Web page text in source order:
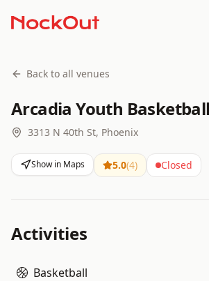
Back to all venues
Arcadia Youth Basketball
3313 N 40th St, Phoenix
Show in Maps 5.0(4) Closed
Activities
Basketball